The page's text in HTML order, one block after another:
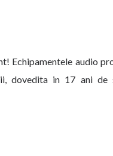
Echipamentele audio
dovedita in 17 ani de